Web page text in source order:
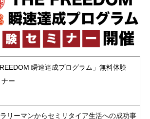
瞬速達成プログラム」無料体験
ー
ラリーマンからセミリタイア生活への成功事